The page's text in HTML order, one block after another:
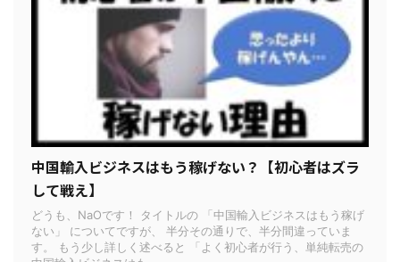
中国輸入ビジネスはもう稼げない？【初心者はズラ
して戦え】
どうも、NaOです！ タイトルの 「中国輸入ビジネスはもう稼げ
ない」 についてですが、 半分その通りで、半分間違っていま
す。 もう少し詳しく述べると 「よく初心者が行う、単純転売の